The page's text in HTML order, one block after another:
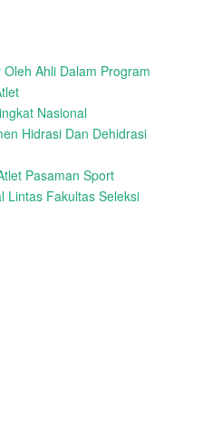
Ahli Dalam Program
Nasional
Hidrasi Dan Dehidrasi
Pasaman Sport
Lintas Fakultas Seleksi